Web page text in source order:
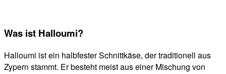
Was ist Halloumi?
Halloumi ist ein halbfester Schnittkäse, der traditionell aus
Zypern stammt. Er besteht meist aus einer Mischung von